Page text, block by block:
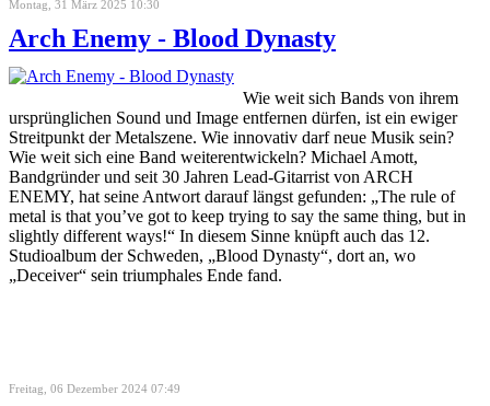
Montag, 31 März 2025 10:30
Arch Enemy - Blood Dynasty
Wie weit sich Bands von ihrem
ursprünglichen Sound und Image entfernen dürfen, ist ein ewiger
Streitpunkt der Metalszene. Wie innovativ darf neue Musik sein?
Wie weit sich eine Band weiterentwickeln? Michael Amott,
Bandgründer und seit 30 Jahren Lead-Gitarrist von ARCH
ENEMY, hat seine Antwort darauf längst gefunden: „The rule of
metal is that you’ve got to keep trying to say the same thing, but in
slightly different ways!“ In diesem Sinne knüpft auch das 12.
Studioalbum der Schweden, „Blood Dynasty“, dort an, wo
„Deceiver“ sein triumphales Ende fand.
Freitag, 06 Dezember 2024 07:49